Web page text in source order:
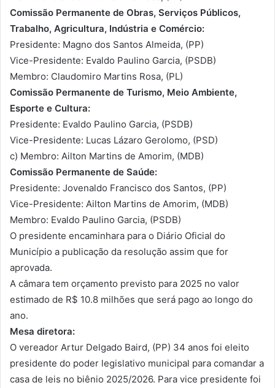
Comissão Permanente de Obras, Serviços Públicos,
Trabalho, Agricultura, Indústria e Comércio:
Presidente: Magno dos Santos Almeida, (PP)
Vice-Presidente: Evaldo Paulino Garcia, (PSDB)
Membro: Claudomiro Martins Rosa, (PL)
Comissão Permanente de Turismo, Meio Ambiente,
Esporte e Cultura:
Presidente: Evaldo Paulino Garcia, (PSDB)
Vice-Presidente: Lucas Lázaro Gerolomo, (PSD)
c) Membro: Ailton Martins de Amorim, (MDB)
Comissão Permanente de Saúde:
Presidente: Jovenaldo Francisco dos Santos, (PP)
Vice-Presidente: Ailton Martins de Amorim, (MDB)
Membro: Evaldo Paulino Garcia, (PSDB)
O presidente encaminhara para o Diário Oficial do
Município a publicação da resolução assim que for
aprovada.
A câmara tem orçamento previsto para 2025 no valor
estimado de R$ 10.8 milhões que será pago ao longo do
ano.
Mesa diretora:
O vereador Artur Delgado Baird, (PP) 34 anos foi eleito
presidente do poder legislativo municipal para comandar a
casa de leis no biênio 2025/2026. Para vice presidente foi